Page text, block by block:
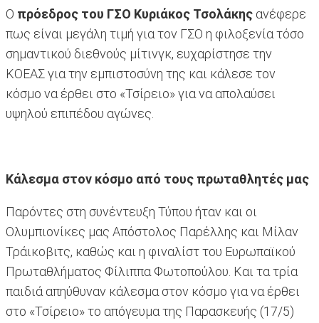
Ο πρόεδρος του ΓΣΟ Κυριάκος Τσολάκης ανέφερε
πως είναι μεγάλη τιμή για τον ΓΣΟ η φιλοξενία τόσο
σημαντικού διεθνούς μίτινγκ, ευχαρίστησε την
ΚΟΕΑΣ για την εμπιστοσύνη της και κάλεσε τον
κόσμο να έρθει στο «Τσίρειο» για να απολαύσει
υψηλού επιπέδου αγώνες.
Κάλεσμα στον κόσμο από τους πρωταθλητές μας
Παρόντες στη συνέντευξη Τύπου ήταν και οι
Ολυμπιονίκες μας Απόστολος Παρέλλης και Μίλαν
Τράικοβιτς, καθώς και η φιναλίστ του Ευρωπαϊκού
Πρωταθλήματος Φίλιππα Φωτοπούλου. Και τα τρία
παιδιά απηύθυναν κάλεσμα στον κόσμο για να έρθει
στο «Τσίρειο» το απόγευμα της Παρασκευής (17/5)